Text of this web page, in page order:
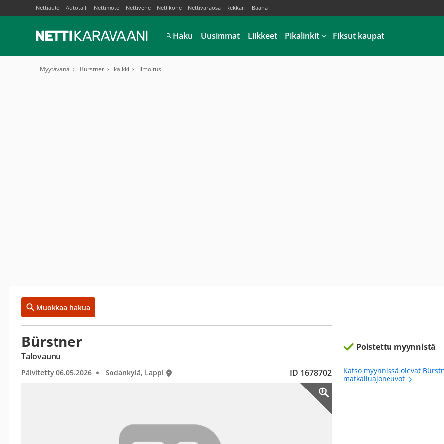
Nettiauto Autotalli Nettimoto Nettivene Nettikone Nettivaraosa Rekkari Baana
Haku Uusimmat Liikkeet Pikalinkit Fiksut kaupat
Myytävänä Bürstner kaikki Ilmoitus
Muokkaa hakua
Bürstner
Talovaunu
Päivitetty 06.05.2026 Sodankylä, Lappi ID 1678702
Poistettu myynnistä
Katso myynnissä olevat
matkailuajoneuvot